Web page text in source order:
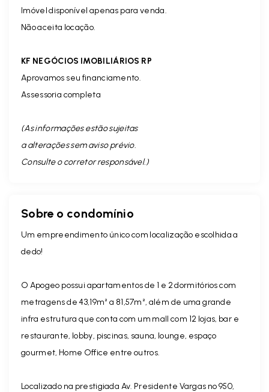
Imóvel disponível apenas para venda.
Não aceita locação.
KF NEGÓCIOS IMOBILIÁRIOS RP
Aprovamos seu financiamento.
Assessoria completa
(As informações estão sujeitas
a alterações sem aviso prévio.
Consulte o corretor responsável. )
Sobre o condomínio
Um empreendimento único com localização escolhida a
dedo!
O Apogeo possui apartamentos de 1 e 2 dormitórios com
metragens de 43,19m² a 81,57m², além de uma grande
infra estrutura que conta com um mall com 12 lojas, bar e
restaurante, lobby, piscinas, sauna, lounge, espaço
gourmet, Home Office entre outros.
Localizado na prestigiada Av. Presidente Vargas nº 950,